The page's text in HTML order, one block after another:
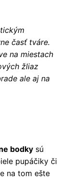
časť tváre.
na miestach
žliaz
ale aj na
bodky sú
pupáčiky či
na tom ešte